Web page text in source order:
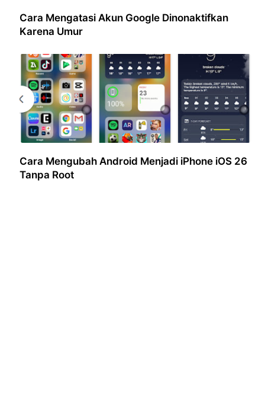
Cara Mengatasi Akun Google Dinonaktifkan
Karena Umur
Cara Mengubah Android Menjadi iPhone iOS 26
Tanpa Root